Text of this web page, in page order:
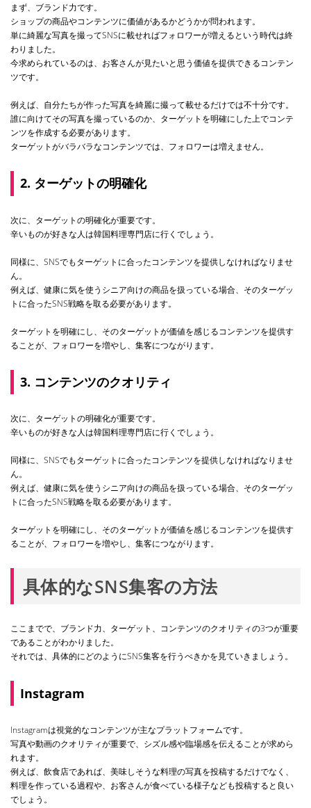
まず、ブランド力です。
ショップの商品やコンテンツに価値があるかどうかが問われます。
単に綺麗な写真を撮ってSNSに載せればフォロワーが増えるという時代は終
わりました。
今求められているのは、お客さんが見たいと思う価値を提供できるコンテン
ツです。
例えば、自分たちが作った写真を綺麗に撮って載せるだけでは不十分です。
誰に向けてその写真を撮っているのか、ターゲットを明確にした上でコンテ
ンツを作成する必要があります。
ターゲットがバラバラなコンテンツでは、フォロワーは増えません。
2. ターゲットの明確化
次に、ターゲットの明確化が重要です。
辛いものが好きな人は韓国料理専門店に行くでしょう。
同様に、SNSでもターゲットに合ったコンテンツを提供しなければなりませ
ん。
例えば、健康に気を使うシニア向けの商品を扱っている場合、そのターゲッ
トに合ったSNS戦略を取る必要があります。
ターゲットを明確にし、そのターゲットが価値を感じるコンテンツを提供す
ることが、フォロワーを増やし、集客につながります。
3. コンテンツのクオリティ
次に、ターゲットの明確化が重要です。
辛いものが好きな人は韓国料理専門店に行くでしょう。
同様に、SNSでもターゲットに合ったコンテンツを提供しなければなりませ
ん。
例えば、健康に気を使うシニア向けの商品を扱っている場合、そのターゲッ
トに合ったSNS戦略を取る必要があります。
ターゲットを明確にし、そのターゲットが価値を感じるコンテンツを提供す
ることが、フォロワーを増やし、集客につながります。
具体的なSNS集客の方法
ここまでで、ブランド力、ターゲット、コンテンツのクオリティの3つが重要
であることがわかりました。
それでは、具体的にどのようにSNS集客を行うべきかを見ていきましょう。
Instagram
Instagramは視覚的なコンテンツが主なプラットフォームです。
写真や動画のクオリティが重要で、シズル感や臨場感を伝えることが求めら
れます。
例えば、飲食店であれば、美味しそうな料理の写真を投稿するだけでなく、
料理を作っている過程や、お客さんが食べている様子なども投稿すると良い
でしょう。